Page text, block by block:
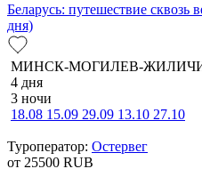
Беларусь: путешествие сквозь
дня)
МИНСК-МОГИЛЕВ-
4 дня
3 ночи
18.08 15.09 29.09 13.10 27.10
Туроператор: Остервег
от 25500 RUB